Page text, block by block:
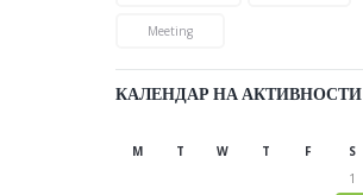
Meeting
КАЛЕНДАР НА АКТИВНОСТИ
M T W T F S
1